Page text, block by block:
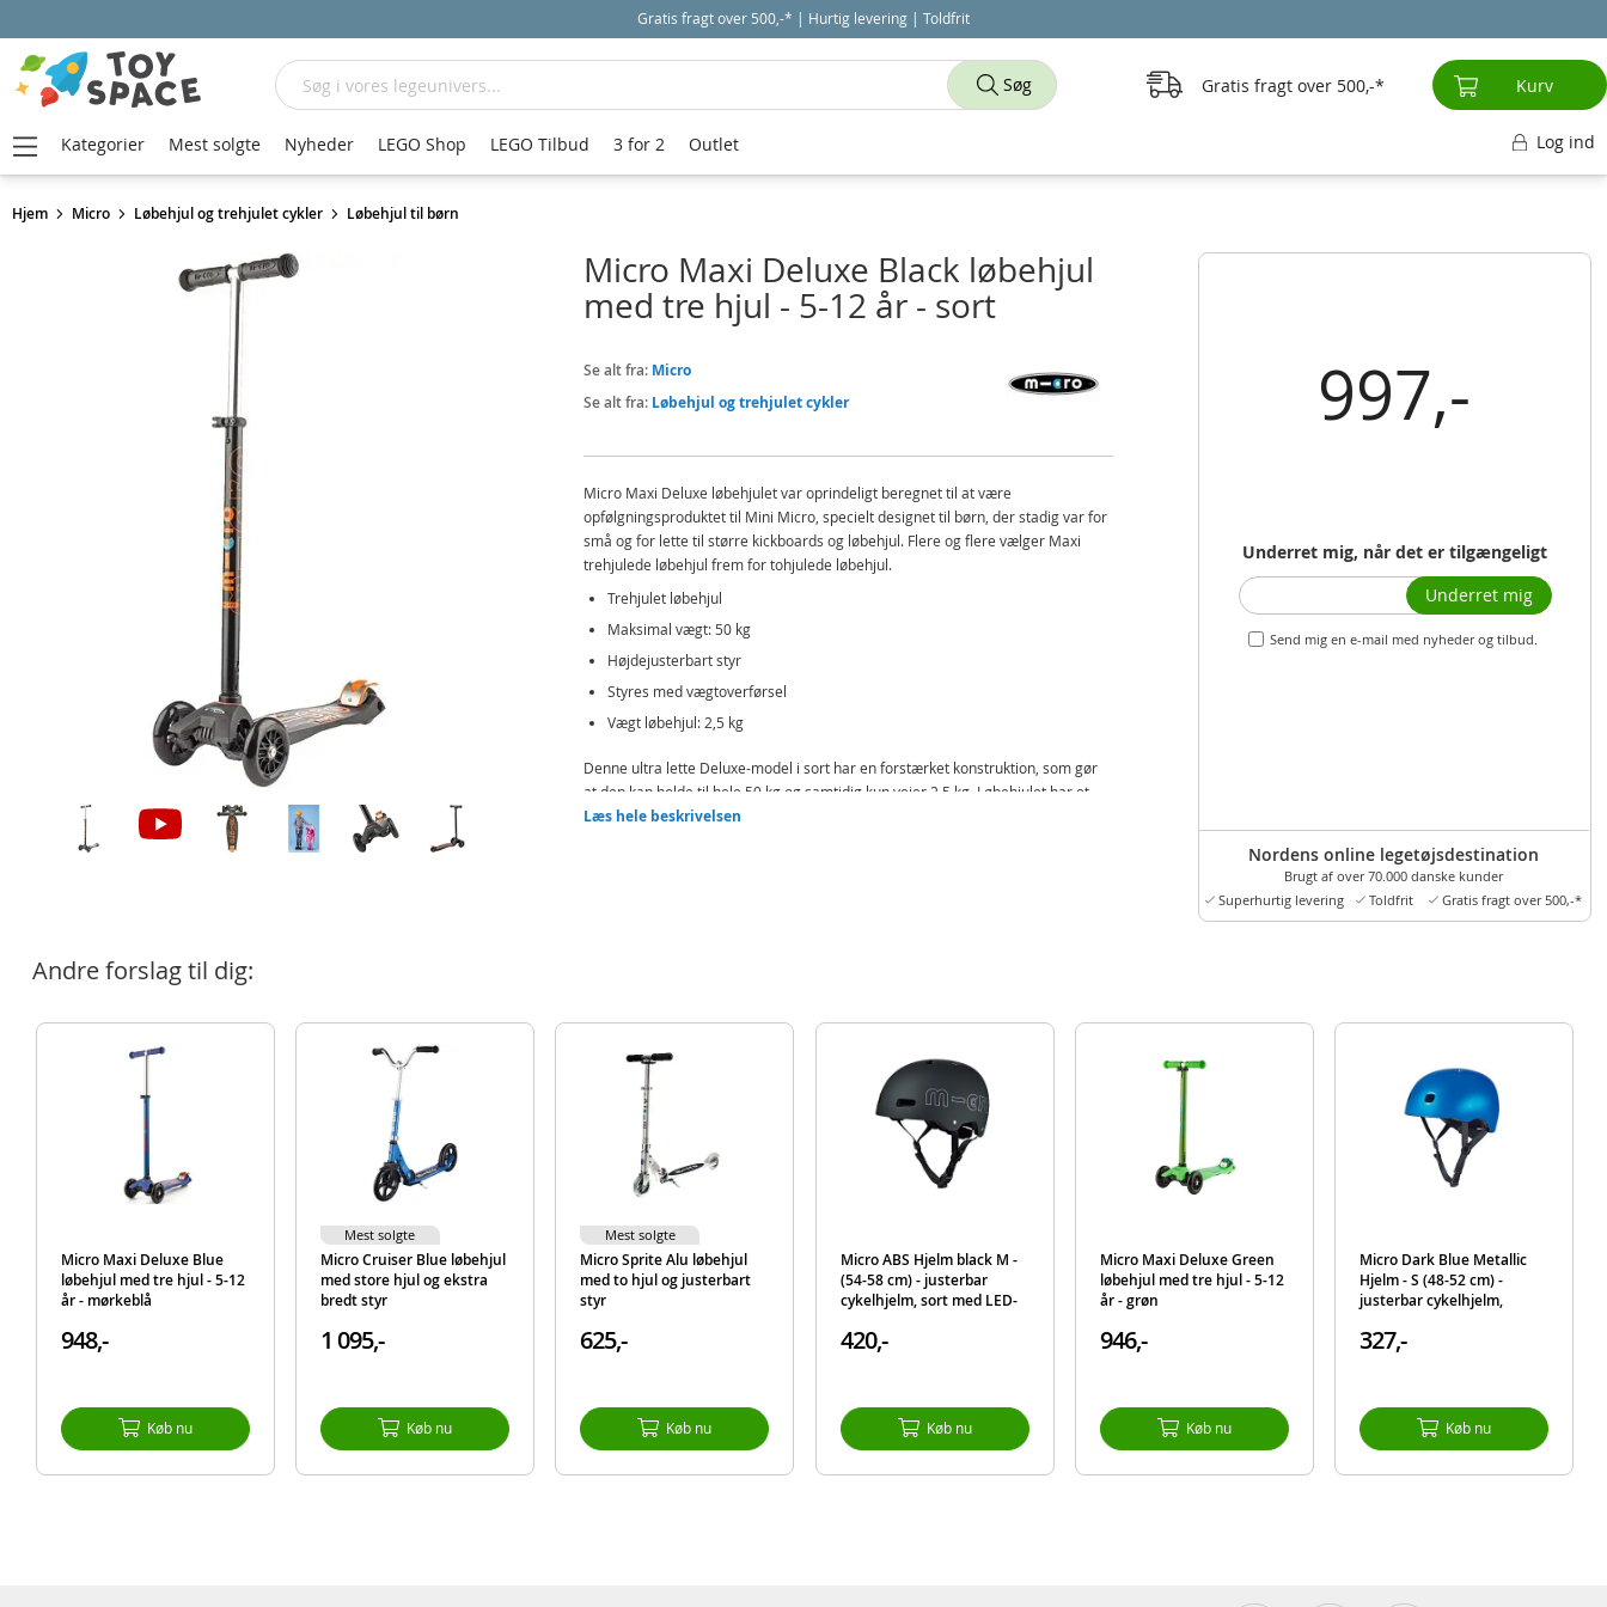
Gratis fragt over 500,-* | Hurtig levering | Toldfrit
Hjem Micro Løbehjul og trehjulet cykler Løbehjul til børn
997,-
Underret mig, når det er tilgængeligt
Send mig en e-mail med nyheder og tilbud.
Underret mig
Nordens online legetøjsdestination
Brugt af over 70.000 danske kunder
Superhurtig levering
Toldfrit Gratis fragt over 500,-*
Micro Maxi Deluxe Black løbehjul
med tre hjul - 5-12 år - sort
Se alt fra: Micro
Se alt fra: Løbehjul og trehjulet cykler
Micro Maxi Deluxe løbehjulet var oprindeligt beregnet til at være
opfølgningsproduktet til Mini Micro, specielt designet til børn, der stadig var for
små og for lette til større kickboards og løbehjul. Flere og flere vælger Maxi
trehjulede løbehjul frem for tohjulede løbehjul.
Trehjulet løbehjul
Maksimal vægt: 50 kg
Højdejusterbart styr
Styres med vægtoverførsel
Vægt løbehjul: 2,5 kg
Denne ultra lette Deluxe-model i sort har en forstærket konstruktion, som gør
at den kan holde til hele 50 kg og samtidig kun vejer 2,5 kg. Løbehjulet har et
gummieret logo i orange på brættet, som giver bedre friktion, og det styres
Maksimalvægt børn: 50 kg
Hjulstørrelse: 120/80 mm
Farve: Sort
Alder: fra 5-12 år
EAN 7640108560728
Mærke Micro
Læs hele beskrivelsen
Andre forslag til dig:
Micro Maxi Deluxe Blue
løbehjul med tre hjul - 5-12
år - mørkeblå
948,-
Køb nu
Micro Cruiser Blue løbehjul
med store hjul og ekstra
bredt styr
1 095,-
Køb nu
Mest solgte
Micro Sprite Alu løbehjul
med to hjul og justerbart
styr
625,-
Køb nu
Mest solgte
Micro ABS Hjelm black M -
(54-58 cm) - justerbar
cykelhjelm, sort med LED-
420,-
Køb nu
Micro Maxi Deluxe Green
løbehjul med tre hjul - 5-12
år - grøn
946,-
Køb nu
Micro Dark Blue Metallic
Hjelm - S (48-52 cm) -
justerbar cykelhjelm,
327,-
Køb nu
Søg
Søg Gratis fragt over 500,- Kurv
Kategorier Mest solgte Nyheder LEGO Shop LEGO Tilbud 3 for 2 Outlet Log ind